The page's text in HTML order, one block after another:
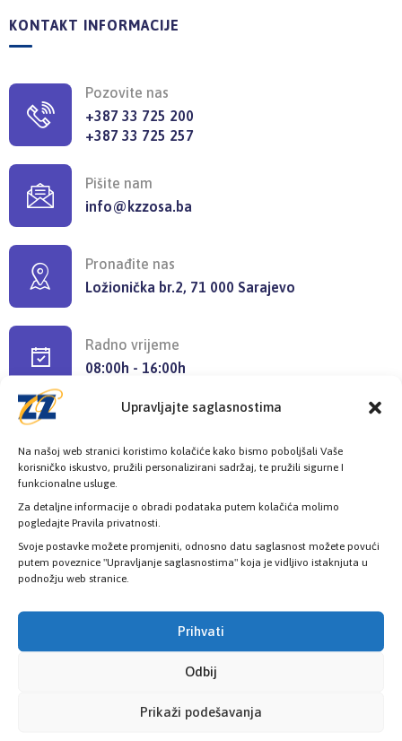
Upravljajte saglasnostima
Na našoj web stranici koristimo kolačiće kako bismo poboljšali Vaše
korisničko iskustvo, pružili personalizirani sadržaj, te pružili sigurne I
funkcionalne usluge.
Za detaljne informacije o obradi podataka putem kolačića molimo
pogledajte Pravila privatnosti.
Svoje postavke možete promjeniti, odnosno datu saglasnost možete povući
putem poveznice "Upravljanje saglasnostima" koja je vidljivo istaknjuta u
podnožju web stranice.
Prihvati
Odbij
Prikaži podešavanja
KONTAKT INFORMACIJE
Pozovite nas
+387 33 725 200
+387 33 725 257
Pišite nam
info@kzzosa.ba
Pronađite nas
Ložionička br.2, 71 000 Sarajevo
Radno vrijeme
08:00h - 16:00h
Provjerite status vaše elektronske
zdravstvene kartice
PROVJERITE STATUS